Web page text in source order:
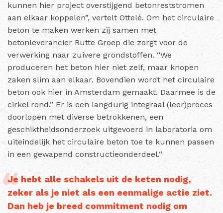
kunnen hier project overstijgend betonreststromen
aan elkaar koppelen”, vertelt Ottelé. Om het circulaire
beton te maken werken zij samen met
betonleverancier Rutte Groep die zorgt voor de
verwerking naar zuivere grondstoffen. “We
produceren het beton hier niet zelf, maar knopen
zaken slim aan elkaar. Bovendien wordt het circulaire
beton ook hier in Amsterdam gemaakt. Daarmee is de
cirkel rond.” Er is een langdurig integraal (leer)proces
doorlopen met diverse betrokkenen, een
geschiktheidsonderzoek uitgevoerd in laboratoria om
uiteindelijk het circulaire beton toe te kunnen passen
in een gewapend constructieonderdeel.“
Je hebt alle schakels uit de keten nodig,
zeker als je niet als een eenmalige actie ziet.
Dan heb je breed commitment nodig om